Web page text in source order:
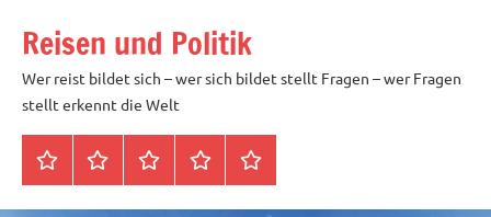
Inhalt
springen
Reisen und Politik
Wer reist bildet sich – wer sich bildet stellt Fragen – wer Fragen
stellt erkennt die Welt
StartseiteDatenschutz
Peter
Blöth
Impressum
Über
mich